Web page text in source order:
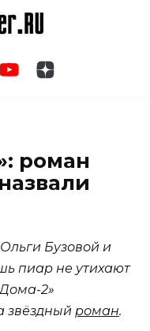
роман
Ольги Бузовой и
пиар не утихают
2»
звёздный роман.